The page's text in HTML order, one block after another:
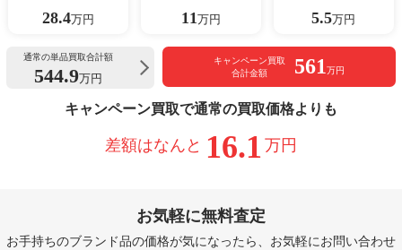
28.4万円 11 万円 5.5万円
通常の単品買取合計額
544.9万円
キャンペーン買取
合計金額
561万円
キャンペーン買取で通常の買取価格よりも
差額はなんと 16.1 万円
お気軽に無料査定
お手持ちのブランド品の価格が気になったら、お気軽にお問い合わせ